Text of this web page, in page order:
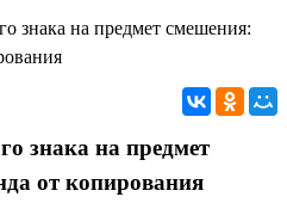
знака на предмет смешения:
знака на предмет
от копирования